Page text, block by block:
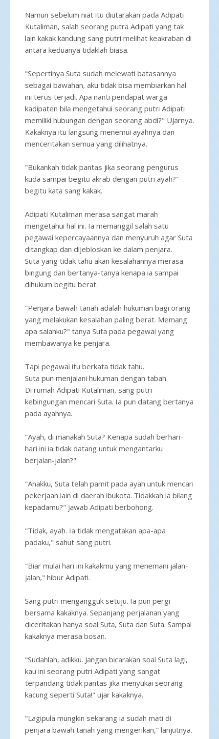
Namun sebelum niat itu diutarakan pada Adipati
Kutaliman, salah seorang putra Adipati yang tak
lain kakak kandung sang putri melihat keakraban di
antara keduanya tidaklah biasa.
"Sepertinya Suta sudah melewati batasannya
sebagai bawahan, aku tidak bisa membiarkan hal
ini terus terjadi. Apa nanti pendapat warga
kadipaten bila mengetahui seorang putri Adipati
memiliki hubungan dengan seorang abdi?" Ujarnya.
Kakaknya itu langsung menemui ayahnya dan
menceritakan semua yang dilihatnya.
"Bukankah tidak pantas jika seorang pengurus
kuda sampai begitu akrab dengan putri ayah?"
begitu kata sang kakak.
Adipati Kutaliman merasa sangat marah
mengetahui hal ini. Ia memanggil salah satu
pegawai kepercayaannya dan menyuruh agar Suta
ditangkap dan dijebloskan ke dalam penjara.
Suta yang tidak tahu akan kesalahannya merasa
bingung dan bertanya-tanya kenapa ia sampai
dihukum begitu berat.
"Penjara bawah tanah adalah hukuman bagi orang
yang melakukan kesalahan paling berat. Memang
apa salahku?" tanya Suta pada pegawai yang
membawanya ke penjara.
Tapi pegawai itu berkata tidak tahu.
Suta pun menjalani hukuman dengan tabah.
Di rumah Adipati Kutaliman, sang putri
kebingungan mencari Suta. Ia pun datang bertanya
pada ayahnya.
"Ayah, di manakah Suta? Kenapa sudah berhari-
hari ini ia tidak datang untuk mengantarku
berjalan-jalan?"
"Anakku, Suta telah pamit pada ayah untuk mencari
pekerjaan lain di daerah ibukota. Tidakkah ia bilang
kepadamu?" jawab Adipati berbohong.
"Tidak, ayah. Ia tidak mengatakan apa-apa
padaku," sahut sang putri.
"Biar mulai hari ini kakakmu yang menemani jalan-
jalan," hibur Adipati.
Sang putri mengangguk setuju. Ia pun pergi
bersama kakaknya. Sepanjang perjalanan yang
diceritakan hanya soal Suta, Suta dan Suta. Sampai
kakaknya merasa bosan.
"Sudahlah, adikku. Jangan bicarakan soal Suta lagi,
kau ini seorang putri Adipati yang sangat
terpandang tidak pantas jika menyukai seorang
kacung seperti Suta!" ujar kakaknya.
"Lagipula mungkin sekarang ia sudah mati di
penjara bawah tanah yang mengerikan," lanjutnya.